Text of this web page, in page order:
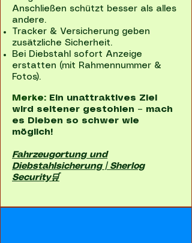
Anschließen schützt besser als alles
andere.
Tracker & Versicherung geben
zusätzliche Sicherheit.
Bei Diebstahl sofort Anzeige
erstatten (mit Rahmennummer &
Fotos).
Merke: Ein unattraktives Ziel
wird seltener gestohlen – mach
es Dieben so schwer wie
möglich!
Fahrzeugortung und
Diebstahlsicherung | Sherlog
Security🛒